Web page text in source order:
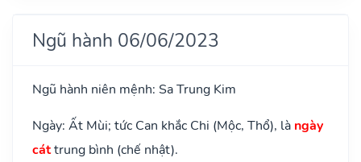
Ngũ hành 06/06/2023
Ngũ hành niên mệnh: Sa Trung Kim
Ngày: Ất Mùi; tức Can khắc Chi (Mộc, Thổ), là ngày
cáttrung bình (chế nhật).